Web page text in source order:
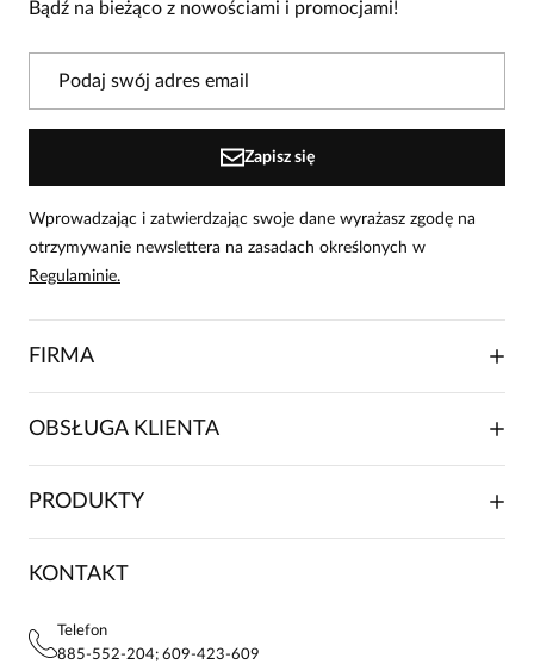
W naszej witrynie opinie mogą dodawać tylko
Bądź na bieżąco z nowościami i promocjami!
Zapisz się
Wprowadzając i zatwierdzając swoje dane wyrażasz zgodę na
otrzymywanie newslettera na zasadach określonych w
Regulaminie.
FIRMA
O NAS
FRANCZYZA
KONTAKTY
OBSŁUGA KLIENTA
SKŁADANIE ZAMÓWIENIA
FAQ
POLITYKA PRYWATNOŚCI
STREFA STAŁEGO KLIENTA
PRODUKTY
SUKIENKI
KOSZULE DAMSKIE
KONTAKT
Telefon
885-552-204; 609-423-609